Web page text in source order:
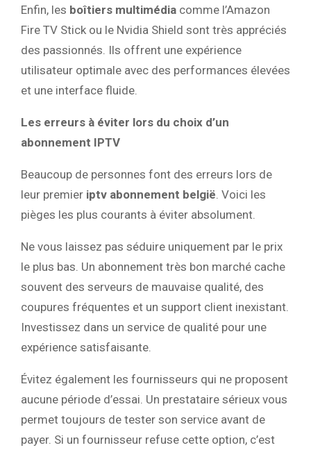
Enfin, les boîtiers multimédia comme l’Amazon
Fire TV Stick ou le Nvidia Shield sont très appréciés
des passionnés. Ils offrent une expérience
utilisateur optimale avec des performances élevées
et une interface fluide.
Les erreurs à éviter lors du choix d’un
abonnement IPTV
Beaucoup de personnes font des erreurs lors de
leur premier iptv abonnement belgië. Voici les
pièges les plus courants à éviter absolument.
Ne vous laissez pas séduire uniquement par le prix
le plus bas. Un abonnement très bon marché cache
souvent des serveurs de mauvaise qualité, des
coupures fréquentes et un support client inexistant.
Investissez dans un service de qualité pour une
expérience satisfaisante.
Évitez également les fournisseurs qui ne proposent
aucune période d’essai. Un prestataire sérieux vous
permet toujours de tester son service avant de
payer. Si un fournisseur refuse cette option, c’est